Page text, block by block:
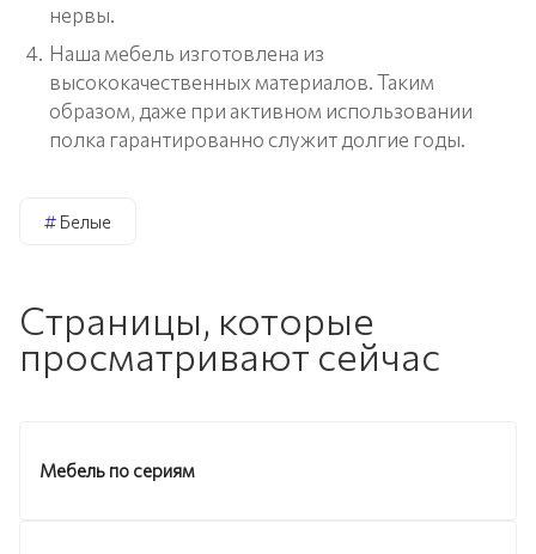
нервы.
Наша мебель изготовлена из
высококачественных материалов. Таким
образом, даже при активном использовании
полка гарантированно служит долгие годы.
# Белые
Страницы, которые
просматривают сейчас
Мебель по сериям